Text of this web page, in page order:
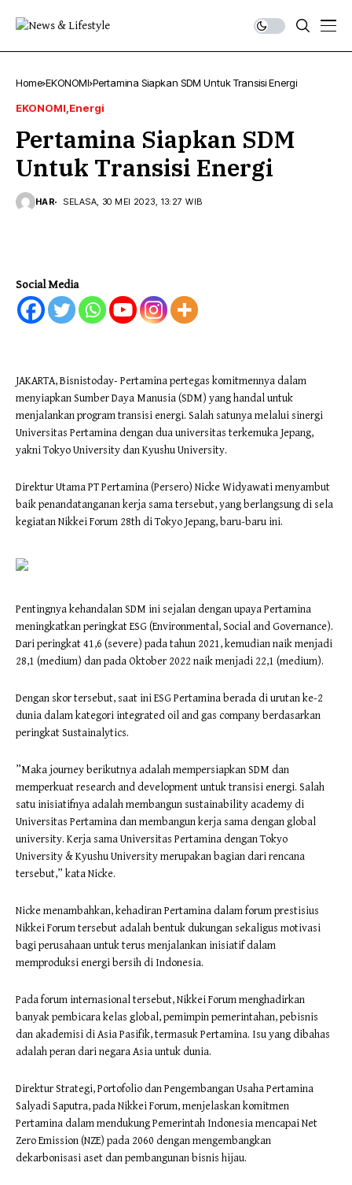
Home EKONOMI Pertamina Siapkan SDM Untuk Transisi Energi
EKONOMI Energi
Pertamina Siapkan SDM
Untuk Transisi Energi
HAR SELASA, 30 MEI 2023, 13:27 WIB
Social Media
JAKARTA, Bisnistoday- Pertamina pertegas komitmennya dalam
menyiapkan Sumber Daya Manusia (SDM) yang handal untuk
menjalankan program transisi energi. Salah satunya melalui sinergi
Universitas Pertamina dengan dua universitas terkemuka Jepang,
yakni Tokyo University dan Kyushu University.
Direktur Utama PT Pertamina (Persero) Nicke Widyawati menyambut
baik penandatanganan kerja sama tersebut, yang berlangsung di sela
kegiatan Nikkei Forum 28th di Tokyo Jepang, baru-baru ini.
Pentingnya kehandalan SDM ini sejalan dengan upaya Pertamina
meningkatkan peringkat ESG (Environmental, Social and Governance).
Dari peringkat 41,6 (severe) pada tahun 2021, kemudian naik menjadi
28,1 (medium) dan pada Oktober 2022 naik menjadi 22,1 (medium).
Dengan skor tersebut, saat ini ESG Pertamina berada di urutan ke-2
dunia dalam kategori integrated oil and gas company berdasarkan
peringkat Sustainalytics.
”Maka journey berikutnya adalah mempersiapkan SDM dan
memperkuat research and development untuk transisi energi. Salah
satu inisiatifnya adalah membangun sustainability academy di
Universitas Pertamina dan membangun kerja sama dengan global
university. Kerja sama Universitas Pertamina dengan Tokyo
University & Kyushu University merupakan bagian dari rencana
tersebut,” kata Nicke.
Nicke menambahkan, kehadiran Pertamina dalam forum prestisius
Nikkei Forum tersebut adalah bentuk dukungan sekaligus motivasi
bagi perusahaan untuk terus menjalankan inisiatif dalam
memproduksi energi bersih di Indonesia.
Pada forum internasional tersebut, Nikkei Forum menghadirkan
banyak pembicara kelas global, pemimpin pemerintahan, pebisnis
dan akademisi di Asia Pasifik, termasuk Pertamina. Isu yang dibahas
adalah peran dari negara Asia untuk dunia.
Direktur Strategi, Portofolio dan Pengembangan Usaha Pertamina
Salyadi Saputra, pada Nikkei Forum, menjelaskan komitmen
Pertamina dalam mendukung Pemerintah Indonesia mencapai Net
Zero Emission (NZE) pada 2060 dengan mengembangkan
dekarbonisasi aset dan pembangunan bisnis hijau.